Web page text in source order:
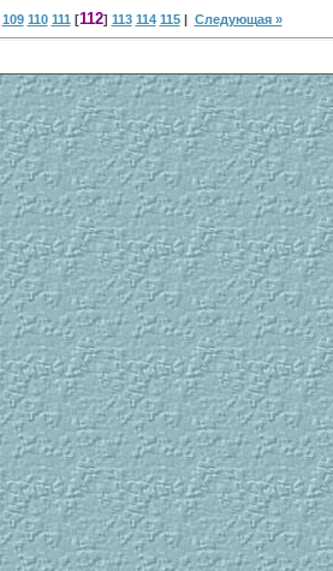
109 110 111 [112] 113 114 115| Следующая »